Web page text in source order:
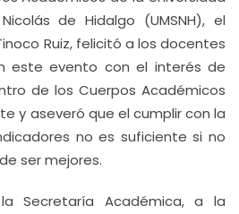
de Hidalgo (UMSNH), el
Ruiz, felicitó a los docentes
este evento con el interés de
de los Cuerpos Académicos
y aseveró que el cumplir con la
no es suficiente si no
ser mejores.
Secretaría Académica, a la